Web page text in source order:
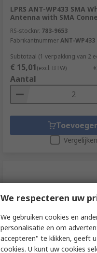
LPRS ANT-WP433 SMA
Antenna with SMA
RS-stocknr. 783-9653
FabrikantnummerANT-WP433
Subtotaal (1 verpakking van 2
€ 15,01(excl. BTW)
Aantal
Vergelijken
Op voorraad
We respecteren uw
We gebruiken cookies en
personalisatie en om
accepteren" te klikken, geeft
cookies. U kunt uw cookies